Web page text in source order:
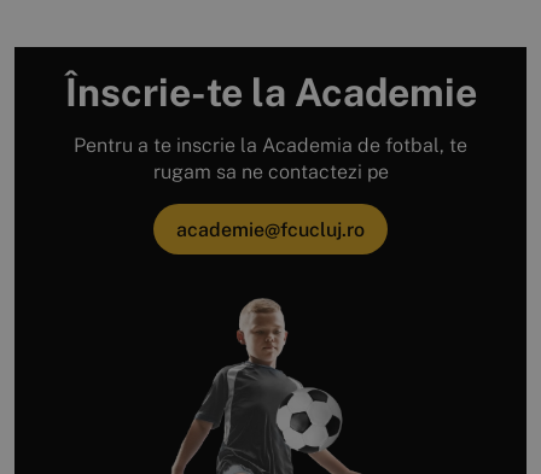
Înscrie-te la Academie
Pentru a te inscrie la Academia de fotbal, te
rugam sa ne contactezi pe
academie@fcucluj.ro